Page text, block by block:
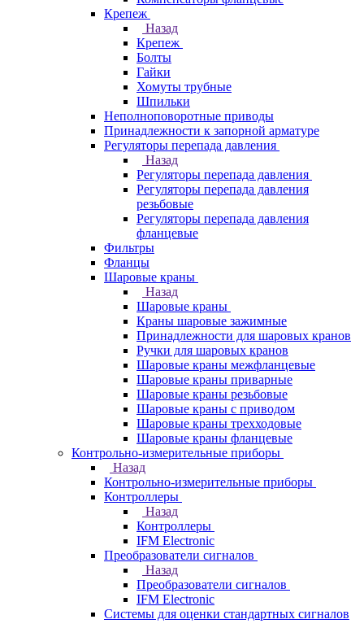
Крепеж
Назад
Крепеж
Болты
Гайки
Хомуты трубные
Шпильки
Неполноповоротные приводы
Принадлежности к запорной арматуре
Регуляторы перепада давления
Назад
Регуляторы перепада давления
Регуляторы перепада давления
резьбовые
Регуляторы перепада давления
фланцевые
Фильтры
Фланцы
Шаровые краны
Назад
Шаровые краны
Краны шаровые зажимные
Принадлежности для шаровых кранов
Ручки для шаровых кранов
Шаровые краны межфланцевые
Шаровые краны приварные
Шаровые краны резьбовые
Шаровые краны с приводом
Шаровые краны трехходовые
Шаровые краны фланцевые
Контрольно-измерительные приборы
Назад
Контрольно-измерительные приборы
Контроллеры
Назад
Контроллеры
IFM Electronic
Преобразователи сигналов
Назад
Преобразователи сигналов
IFM Electronic
Системы для оценки стандартных сигналов